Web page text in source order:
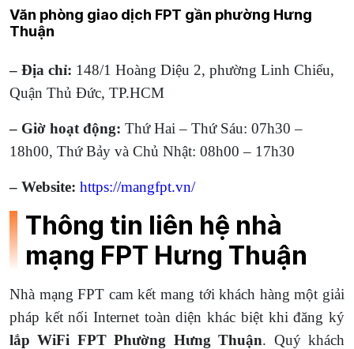
Văn phòng giao dịch FPT gần phường Hưng
Thuận
– Địa chỉ: 148/1 Hoàng Diệu 2, phường Linh Chiểu,
Quận Thủ Đức, TP.HCM
– Giờ hoạt động: Thứ Hai – Thứ Sáu: 07h30 –
18h00, Thứ Bảy và Chủ Nhật: 08h00 – 17h30
– Website: https://mangfpt.vn/
Thông tin liên hệ nhà
mạng FPT Hưng Thuận
Nhà mạng FPT cam kết mang tới khách hàng một giải
pháp kết nối Internet toàn diện khác biệt khi đăng ký
lắp WiFi FPT Phường Hưng Thuận. Quý khách